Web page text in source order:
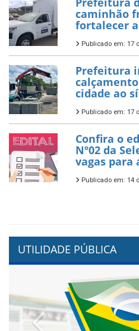
caminhão
fortalecer
Publicado em: 17
Prefeitura
cidade ao
Publicado em: 17
Confira o
Nº02 da
vagas
Publicado em: 14
UTILIDADE PÚBLICA
Previous